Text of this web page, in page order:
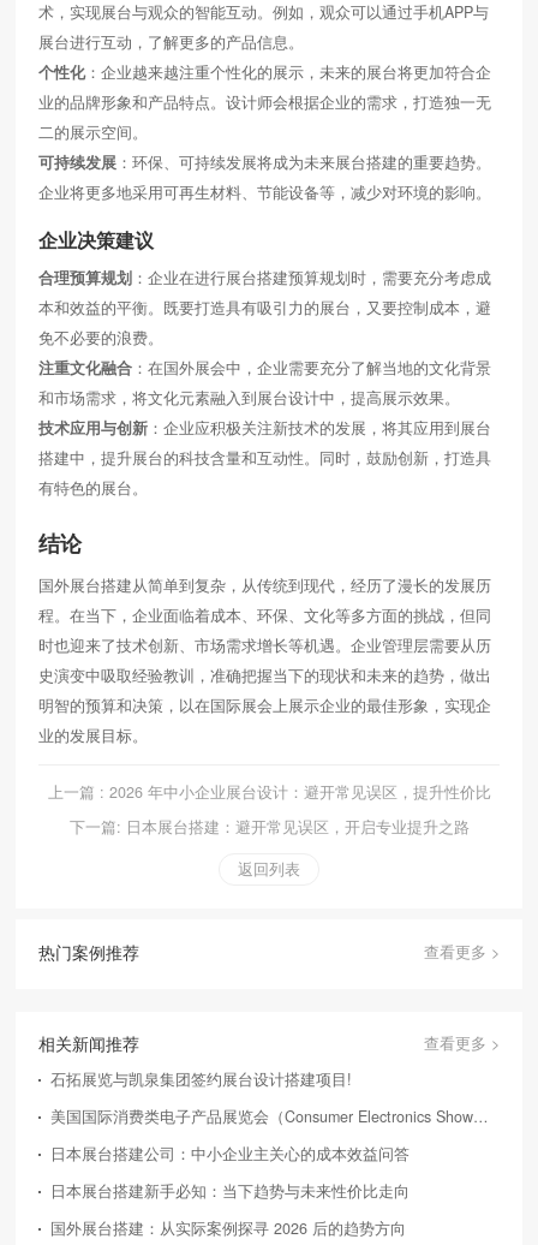
术，实现展台与观众的智能互动。例如，观众可以通过手机APP与
展台进行互动，了解更多的产品信息。
个性化：企业越来越注重个性化的展示，未来的展台将更加符合企
业的品牌形象和产品特点。设计师会根据企业的需求，打造独一无
二的展示空间。
可持续发展：环保、可持续发展将成为未来展台搭建的重要趋势。
企业将更多地采用可再生材料、节能设备等，减少对环境的影响。
企业决策建议
合理预算规划：企业在进行展台搭建预算规划时，需要充分考虑成
本和效益的平衡。既要打造具有吸引力的展台，又要控制成本，避
免不必要的浪费。
注重文化融合：在国外展会中，企业需要充分了解当地的文化背景
和市场需求，将文化元素融入到展台设计中，提高展示效果。
技术应用与创新：企业应积极关注新技术的发展，将其应用到展台
搭建中，提升展台的科技含量和互动性。同时，鼓励创新，打造具
有特色的展台。
结论
国外展台搭建从简单到复杂，从传统到现代，经历了漫长的发展历
程。在当下，企业面临着成本、环保、文化等多方面的挑战，但同
时也迎来了技术创新、市场需求增长等机遇。企业管理层需要从历
史演变中吸取经验教训，准确把握当下的现状和未来的趋势，做出
明智的预算和决策，以在国际展会上展示企业的最佳形象，实现企
业的发展目标。
上一篇 : 2026 年中小企业展台设计：避开常见误区，提升性价比
返回列表
下一篇: 日本展台搭建：避开常见误区，开启专业提升之路
热门案例推荐 查看更多 >
相关新闻推荐
查看更多 >
石拓展览与凯泉集团签约展台设计搭建项目!
美国国际消费类电子产品展览会（Consumer Electronics Show，简称CES）
日本展台搭建公司：中小企业主关心的成本效益问答
日本展台搭建新手必知：当下趋势与未来性价比走向
国外展台搭建：从实际案例探寻 2026 后的趋势方向